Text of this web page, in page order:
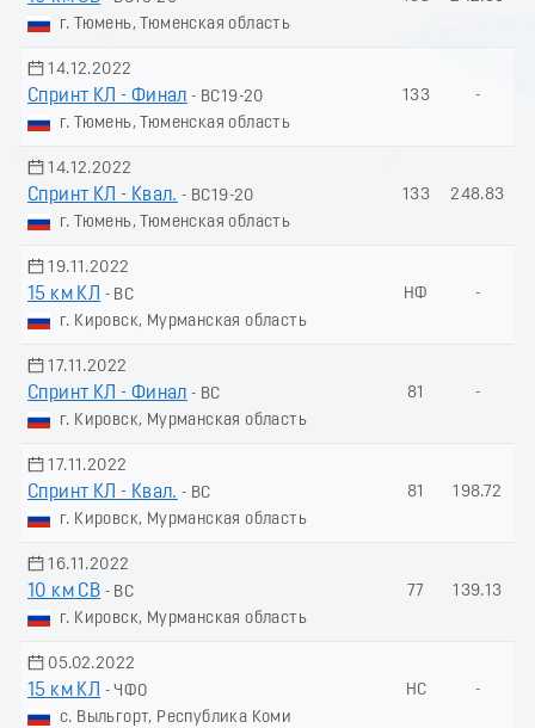
г. Тюмень, Тюменская область
14.12.2022
Спринт КЛ - Финал - ВС19-20
г. Тюмень, Тюменская область
133 -
14.12.2022
Спринт КЛ - Квал. - ВС19-20
г. Тюмень, Тюменская область
133 248.83
19.11.2022
15 км КЛ
- ВС
г. Кировск, Мурманская область
НФ -
17.11.2022
Спринт КЛ - Финал - ВС
г. Кировск, Мурманская область
81 -
17.11.2022
Спринт КЛ - Квал. - ВС
г. Кировск, Мурманская область
81 198.72
16.11.2022
10 км СВ - ВС
г. Кировск, Мурманская область
77 139.13
05.02.2022
15 км КЛ
- ЧФО
с. Выльгорт, Республика Коми
НС -